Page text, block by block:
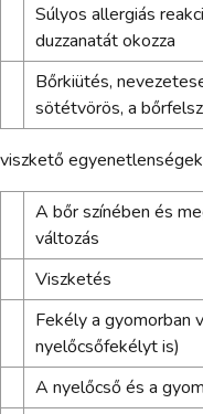
Súlyos allergiás
duzzanatát okozza
Bőrkiütés,
sötétvörös, a
viszkető egyenetlenségek
A bőr színében és
változás
Viszketés
Fekély a gyomorban
nyelőcsőfekélyt is)
A nyelőcső és a